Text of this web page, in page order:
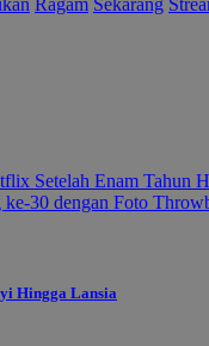
Ragam Sekarang
Setelah Enam Tahun
30 dengan Foto
Hingga Lansia